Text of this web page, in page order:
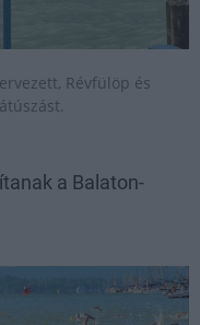
Révfülöp és
a Balaton-